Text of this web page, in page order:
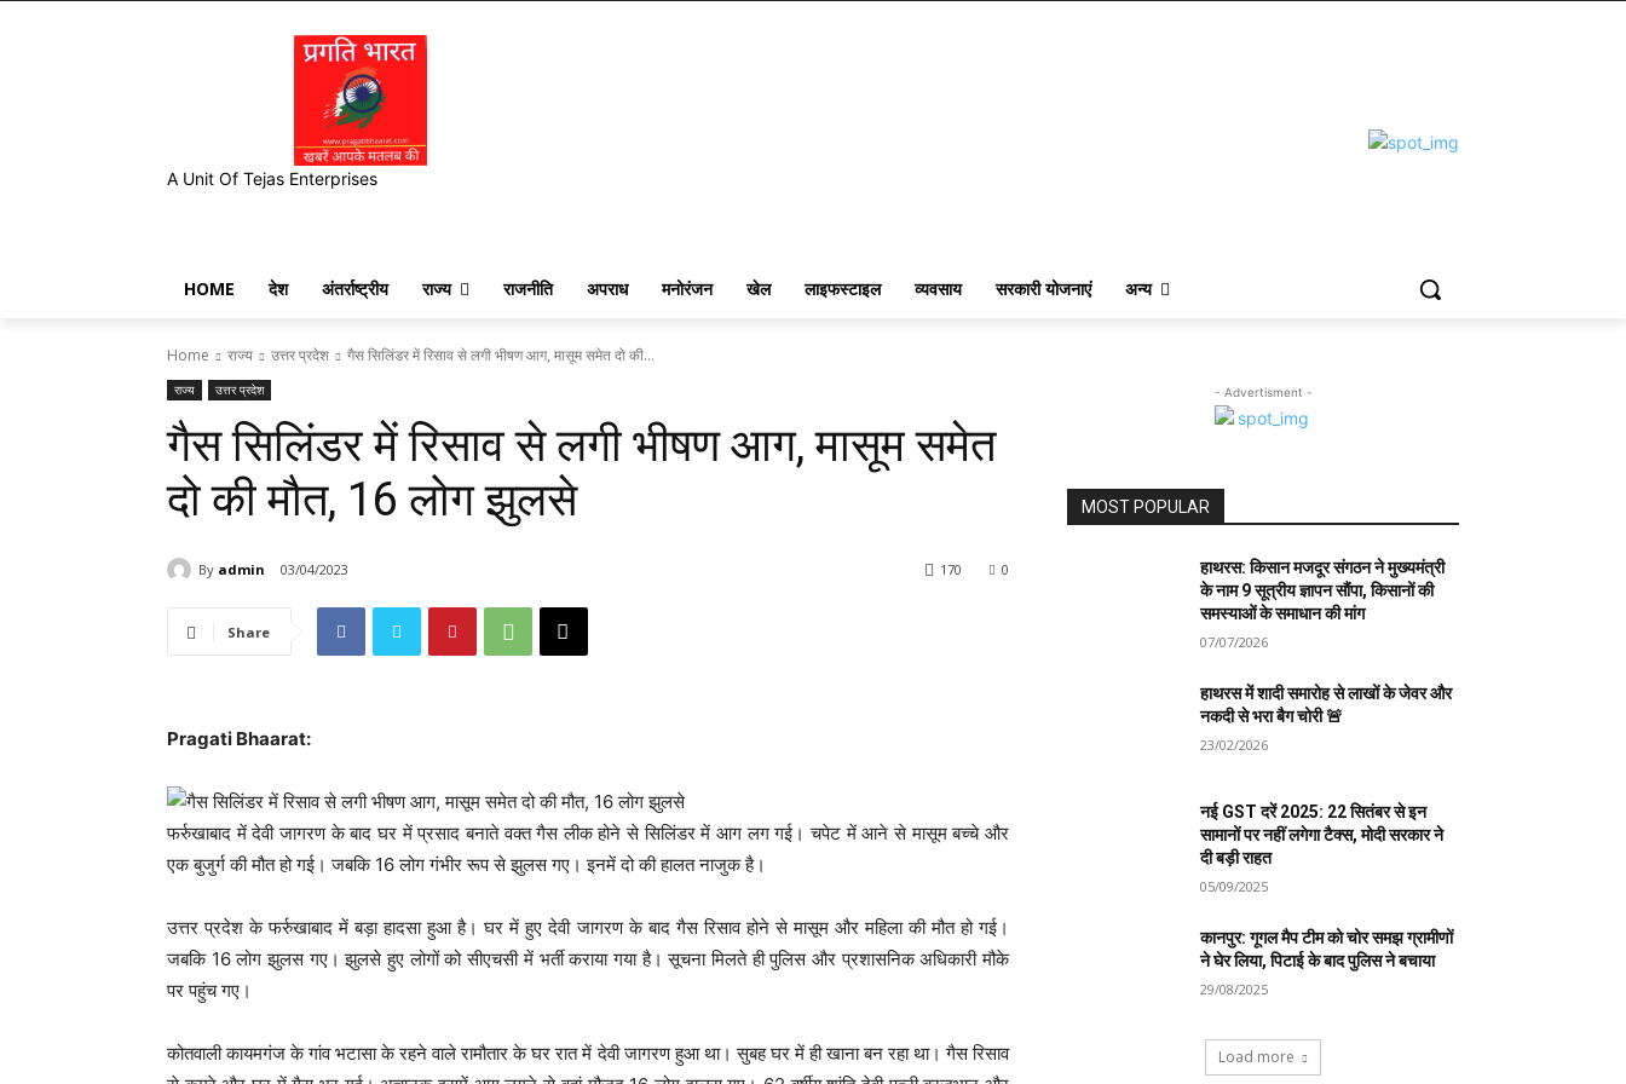
A Unit Of Tejas Enterprises
HOME देश अंतर्राष्ट्रीय राज्य राजनीति अपराध मनोरंजन खेल लाइफस्टाइल व्यवसाय सरकारी योजनाएं अन्य
Home राज्य उत्तर प्रदेश गैस सिलिंडर में रिसाव से लगी भीषण आग, मासूम समेत दो की...
राज्य उत्तर प्रदेश
गैस सिलिंडर में रिसाव से लगी भीषण आग, मासूम समेत
दो की मौत, 16 लोग झुलसे
By admin 03/04/2023 0
170
Share
Pragati Bhaarat:
फर्रुखाबाद में देवी जागरण के बाद घर में प्रसाद बनाते वक्त गैस लीक होने से सिलिंडर में आग लग गई। चपेट में आने से मासूम बच्चे और
एक बुजुर्ग की मौत हो गई। जबकि 16 लोग गंभीर रूप से झुलस गए। इनमें दो की हालत नाजुक है।
उत्तर प्रदेश के फर्रुखाबाद में बड़ा हादसा हुआ है। घर में हुए देवी जागरण के बाद गैस रिसाव होने से मासूम और महिला की मौत हो गई।
जबकि 16 लोग झुलस गए। झुलसे हुए लोगों को सीएचसी में भर्ती कराया गया है। सूचना मिलते ही पुलिस और प्रशासनिक अधिकारी मौके
पर पहुंच गए।
कोतवाली कायमगंज के गांव भटासा के रहने वाले रामौतार के घर रात में देवी जागरण हुआ था। सुबह घर में ही खाना बन रहा था। गैस रिसाव
- Advertisment -
MOST POPULAR
हाथरस: किसान मजदूर संगठन ने मुख्यमंत्री
के नाम 9 सूत्रीय ज्ञापन सौंपा, किसानों की
समस्याओं के समाधान की मांग
07/07/2026
हाथरस में शादी समारोह से लाखों के जेवर और
नकदी से भरा बैग चोरी 🚨
23/02/2026
नई GST दरें 2025: 22 सितंबर से इन
सामानों पर नहीं लगेगा टैक्स, मोदी सरकार ने
दी बड़ी राहत
05/09/2025
कानपुर: गूगल मैप टीम को चोर समझ ग्रामीणों
ने घेर लिया, पिटाई के बाद पुलिस ने बचाया
29/08/2025
Load more